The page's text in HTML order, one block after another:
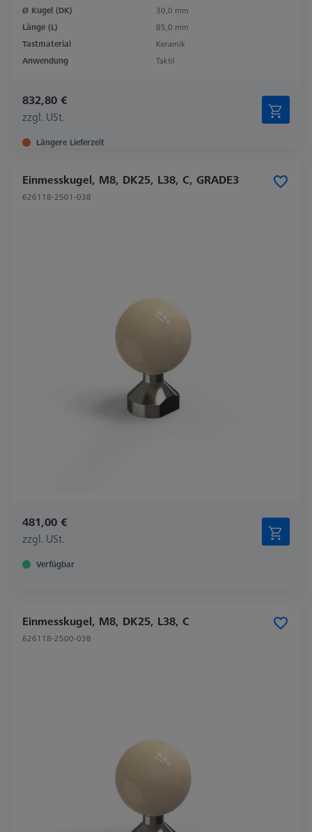
Ø Kugel (DK)
30,0 mm
Länge (L)
85,0 mm
Tastmaterial
Keramik
Anwendung
Taktil
832,80 €
zzgl. USt.
Längere Lieferzeit
Einmesskugel, M8, DK25, L38, C, GRADE3
626118-2501-038
481,00 €
zzgl. USt.
Verfügbar
Einmesskugel, M8, DK25, L38, C
626118-2500-038